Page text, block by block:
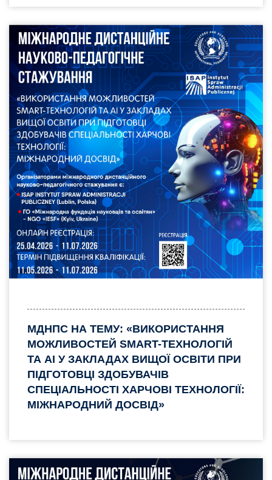
МДНПС НА ТЕМУ: «ВИКОРИСТАННЯ
МОЖЛИВОСТЕЙ SMART-ТЕХНОЛОГІЙ
ТА AI У ЗАКЛАДАХ ВИЩОЇ ОСВІТИ ПРИ
ПІДГОТОВЦІ ЗДОБУВАЧІВ
СПЕЦІАЛЬНОСТІ ХАРЧОВІ ТЕХНОЛОГІЇ:
МІЖНАРОДНИЙ ДОСВІД»